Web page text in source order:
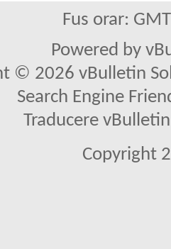
Fus orar:
Powered by
© 2026 vBulletin
Search Engine
Traducere
Copyright